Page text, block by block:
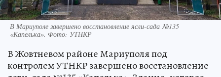
В Мариуполе завершено восстановление ясли-сада №135
«Капелька». Фото: УТНКР
В Жовтневом районе Мариуполя под
контролем УТНКР завершено восстановление